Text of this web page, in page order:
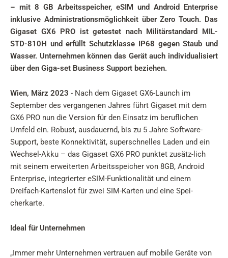
Shift+Alt+A
– mit 8 GB Arbeitsspeicher, eSIM und Android Enterprise
inklusive Administrationsmöglichkeit über Zero Touch. Das
Gigaset GX6 PRO ist getestet nach Militärstandard MIL-
STD-810H und erfüllt Schutzklasse IP68 gegen Staub und
Wasser. Unternehmen können das Gerät auch individualisiert
über den Giga-set Business Support beziehen.
Wien, März 2023 - Nach dem Gigaset GX6-Launch im
September des vergangenen Jahres führt Gigaset mit dem
GX6 PRO nun die Version für den Einsatz im beruflichen
Umfeld ein. Robust, ausdauernd, bis zu 5 Jahre Software-
Support, beste Konnektivität, superschnelles Laden und ein
Wechsel-Akku – das Gigaset GX6 PRO punktet zusätz-lich
mit seinem erweiterten Arbeitsspeicher von 8GB, Android
Enterprise, integrierter eSIM-Funktionalität und einem
Dreifach-Kartenslot für zwei SIM-Karten und eine Spei-
cherkarte.
Ideal für Unternehmen
„Immer mehr Unternehmen vertrauen auf mobile Geräte von